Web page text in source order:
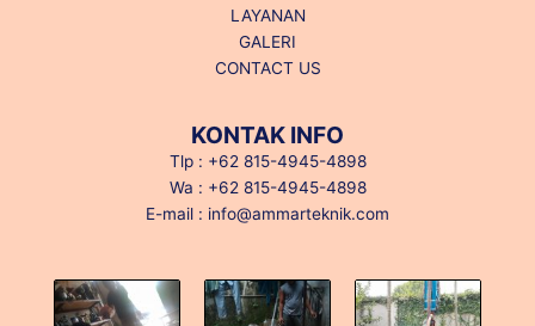
LAYANAN
GALERI
CONTACT US
KONTAK INFO
Tlp : +62 815-4945-4898
Wa : +62 815-4945-4898
E-mail : info@ammarteknik.com